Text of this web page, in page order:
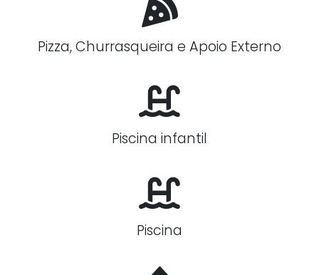
Pizza, Churrasqueira e Apoio Externo
Piscina infantil
Piscina